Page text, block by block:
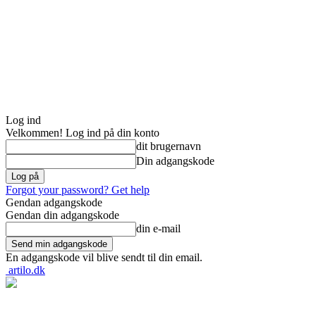
Log ind
Velkommen! Log ind på din konto
dit brugernavn
Din adgangskode
Forgot your password? Get help
Gendan adgangskode
Gendan din adgangskode
din e-mail
En adgangskode vil blive sendt til din email.
artilo.dk